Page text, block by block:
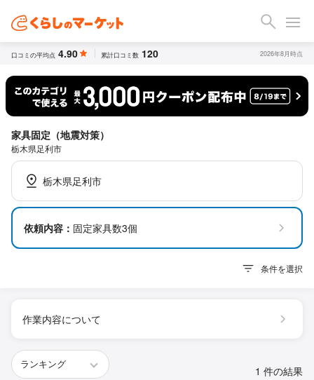
口コミの平均点 4.90 累計口コミ数 120 2026年8月時点
家具固定（地震対策）
栃木県足利市
栃木県足利市
依頼内容： 固定家具数3個
条件を選択
作業内容について
1 件の結果